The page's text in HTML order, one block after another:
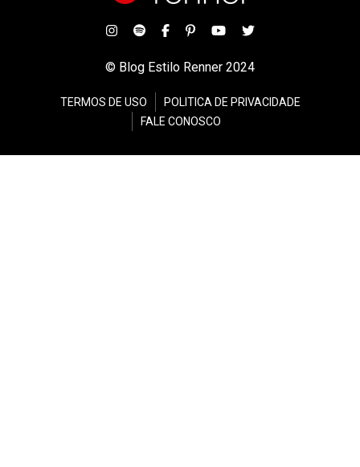
© Blog Estilo Renner 2024
TERMOS DE USO
POLITICA DE PRIVACIDADE
FALE CONOSCO